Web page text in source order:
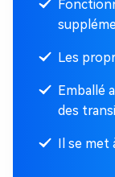
Les
Emballé
des
Il se met